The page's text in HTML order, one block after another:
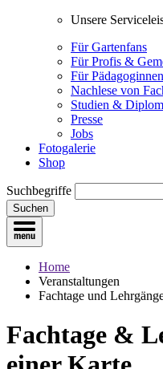
Unsere
Für Gartenfans
Für Profis &
Für
Nachlese von
Studien &
Presse
Jobs
Fotogalerie
Shop
Suchbegriffe
Suchen
Home
Veranstaltungen
Fachtage und
Fachtage &